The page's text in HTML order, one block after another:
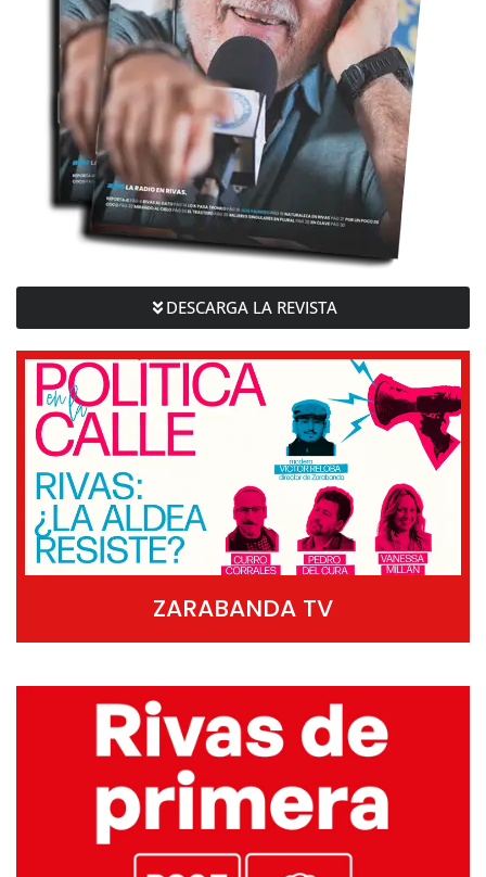
DESCARGA LA REVISTA
ZARABANDA TV